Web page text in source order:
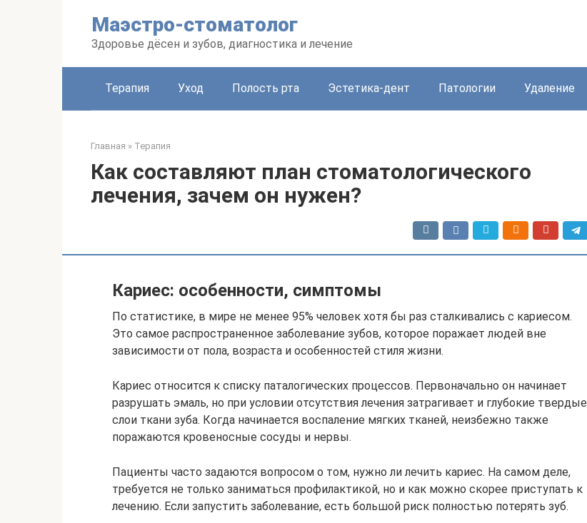
Маэстро-стоматолог
Здоровье дёсен и зубов, диагностика и лечение
Терапия Уход Полость рта Эстетика-дент Патологии Удаление
Главная » Терапия
Как составляют план стоматологического
лечения, зачем он нужен?
Кариес: особенности, симптомы
По статистике, в мире не менее 95% человек хотя бы раз сталкивались с кариесом.
Это самое распространенное заболевание зубов, которое поражает людей вне
зависимости от пола, возраста и особенностей стиля жизни.
Кариес относится к списку паталогических процессов. Первоначально он начинает
разрушать эмаль, но при условии отсутствия лечения затрагивает и глубокие твердые
слои ткани зуба. Когда начинается воспаление мягких тканей, неизбежно также
поражаются кровеносные сосуды и нервы.
Пациенты часто задаются вопросом о том, нужно ли лечить кариес. На самом деле,
требуется не только заниматься профилактикой, но и как можно скорее приступать к
лечению. Если запустить заболевание, есть большой риск полностью потерять зуб.